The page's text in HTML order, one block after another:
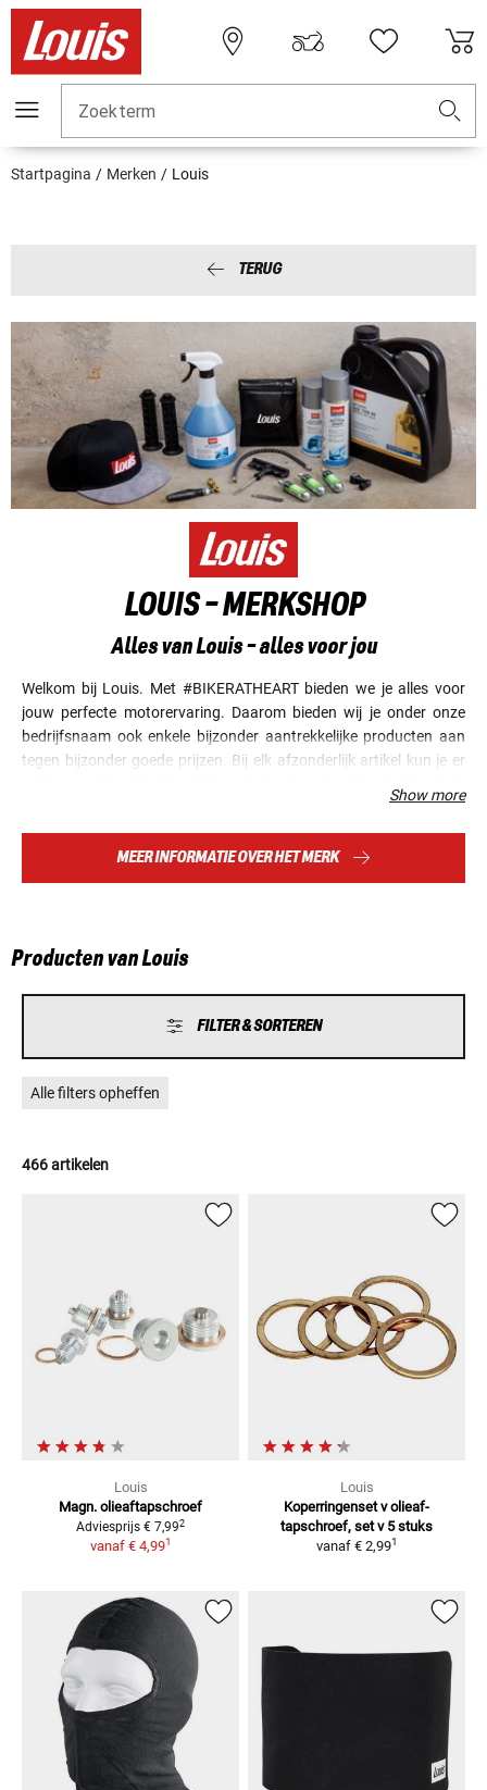
Zoekterm
Startpagina Merken Louis
TERUG
LOUIS - MERKSHOP
Alles van Louis - alles voor jou
Welkom bij Louis. Met #BIKERATHEART bieden we je alles voor
jouw perfecte motorervaring. Daarom bieden wij je onder onze
bedrijfsnaam ook enkele bijzonder aantrekkelijke producten aan
tegen bijzonder goede prijzen. Bij elk afzonderlijk artikel kun je er
zeker van zijn dat de prijs-kwaliteitverhouding klopt! Naast de
algemene Louis-producten zijn er de Louis-lijnen. Om alle klanten
een goede oriëntatie te geven, zijn hier de producten samengevat.
De geweldige Louis-services ronden het aanbod af voor bijna alles
wat met onze favoriete hobby, motorrijden, te maken heeft.
Show more
MEER INFORMATIE OVER HET MERK
Producten van Louis
FILTER & SORTEREN
Alle filters opheffen
466 artikelen
Louis
Magn. olieaftapschroef
Adviesprijs € 7,992
vanaf € 4,991
Louis
Koperringenset v olieaf-
tapschroef, set v 5 stuks
vanaf € 2,991